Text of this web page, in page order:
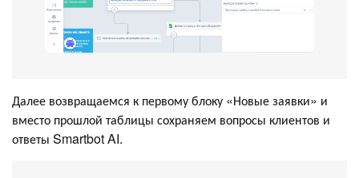
Далее возвращаемся к первому блоку «Новые заявки» и
вместо прошлой таблицы сохраняем вопросы клиентов и
ответы Smartbot AI.